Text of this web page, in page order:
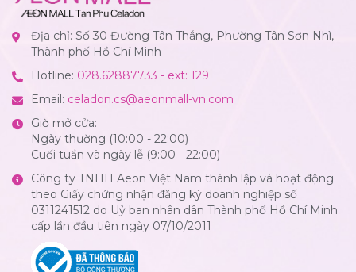
Địa chỉ: Số 30 Đường Tân Thắng, Phường Tân Sơn Nhì,
Thành phố Hồ Chí Minh
Hotline: 028.62887733 - ext: 129
Email: celadon.cs@aeonmall-vn.com
Giờ mở cửa:
Ngày thường (10:00 - 22:00)
Cuối tuần và ngày lễ (9:00 - 22:00)
Công ty TNHH Aeon Việt Nam thành lập và hoạt động
theo Giấy chứng nhận đăng ký doanh nghiệp số
0311241512 do Uỷ ban nhân dân Thành phố Hồ Chí Minh
cấp lần đầu tiên ngày 07/10/2011